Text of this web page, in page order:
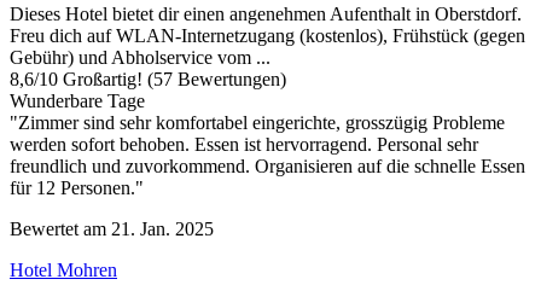
Dieses Hotel bietet dir einen angenehmen Aufenthalt in Oberstdorf.
Freu dich auf WLAN-Internetzugang (kostenlos), Frühstück (gegen
Gebühr) und Abholservice vom ...
8,6/10 Großartig! (57 Bewertungen)
Wunderbare Tage
"Zimmer sind sehr komfortabel eingerichte, grosszügig Probleme
werden sofort behoben. Essen ist hervorragend. Personal sehr
freundlich und zuvorkommend. Organisieren auf die schnelle Essen
für 12 Personen."
Bewertet am 21. Jan. 2025
Hotel Mohren